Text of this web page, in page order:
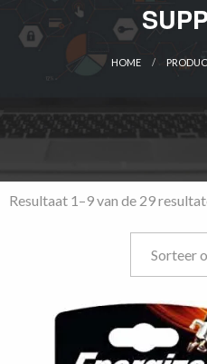
HOME
Resultaat 1–9 van de 29